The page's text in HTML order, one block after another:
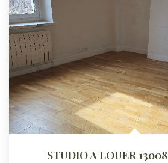
STUDIO A LOUER 13008